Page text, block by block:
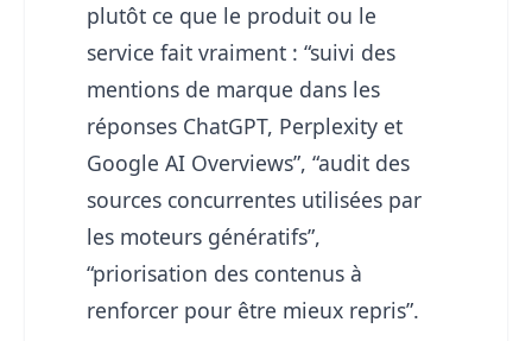
plutôt ce que le produit ou le
service fait vraiment : “suivi des
mentions de marque dans les
réponses ChatGPT, Perplexity et
Google AI Overviews”, “audit des
sources concurrentes utilisées par
les moteurs génératifs”,
“priorisation des contenus à
renforcer pour être mieux repris”.